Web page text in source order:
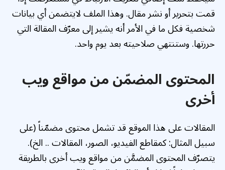
قمت بتحرير أو نشر مقال. وهذا الملف لايتضمن أي بيانات
شخصية فكل ما في الأمر أنه يشير إلى معرّف المقالة التي
حررتها. وستنتهي صلاحيته بعد يوم واحد.
المحتوى المضمّن من مواقع ويب
أخرى
المقالات على هذا الموقع قد تشمل محتوى مضمّناً (على
سبيل المثال: كمقاطع الفيديو، الصور، المقالات .. الخ).
يتصرّف المحتوى المضمَّن من مواقع ويب أخرى بالطريقة